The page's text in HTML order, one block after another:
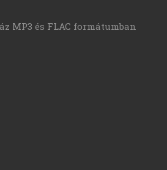
MP3 és FLAC formátumban